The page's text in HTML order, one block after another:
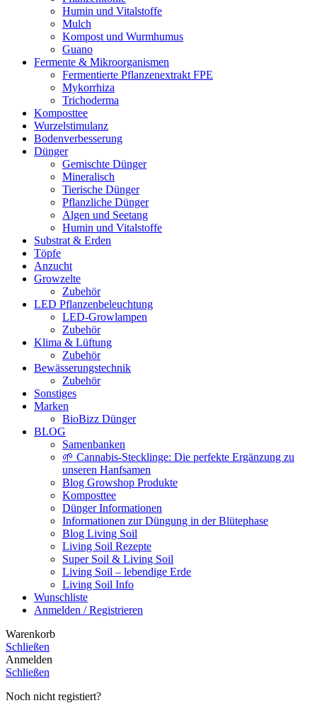
Humin und Vitalstoffe
Mulch
Kompost und Wurmhumus
Guano
Fermente & Mikroorganismen
Fermentierte Pflanzenextrakt FPE
Mykorrhiza
Trichoderma
Komposttee
Wurzelstimulanz
Bodenverbesserung
Dünger
Gemischte Dünger
Mineralisch
Tierische Dünger
Pflanzliche Dünger
Algen und Seetang
Humin und Vitalstoffe
Substrat & Erden
Töpfe
Anzucht
Growzelte
Zubehör
LED Pflanzenbeleuchtung
LED-Growlampen
Zubehör
Klima & Lüftung
Zubehör
Bewässerungstechnik
Zubehör
Sonstiges
Marken
BioBizz Dünger
BLOG
Samenbanken
🌱 Cannabis-Stecklinge: Die perfekte Ergänzung zu
unseren Hanfsamen
Blog Growshop Produkte
Komposttee
Dünger Informationen
Informationen zur Düngung in der Blütephase
Blog Living Soil
Living Soil Rezepte
Super Soil & Living Soil
Living Soil – lebendige Erde
Living Soil Info
Wunschliste
Anmelden / Registrieren
Warenkorb
Schließen
Anmelden
Schließen
Noch nicht registiert?